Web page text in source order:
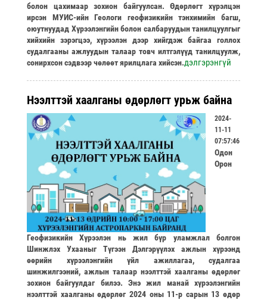
болон цахимаар зохион байгуулсан. Өдөрлөгт хүрэлцэн
ирсэн МУИС-ийн Геологи геофизикийн тэнхимийн багш,
оюутнуудад Хүрээлэнгийн болон салбаруудын танилцуулгыг
хийхийн зэрэгцээ, хүрээлэн дээр хийгдэж байгаа голлох
судалгааны ажлуудын талаар товч илтгэлүүд танилцуулж,
сонирхсон сэдвээр чөлөөт ярилцлага хийсэн.дэлгэрэнгүй
Нээлттэй хаалганы өдөрлөгт урьж байна
2024-
11-11
07:57:46
Одон
Орон
Геофизикийн Хүрээлэн нь жил бүр уламжлал болгон
Шинжлэх Ухааныг Түгээн Дэлгэрүүлэх ажлын хүрээнд
өөрийн хүрээлэнгийн үйл ажиллагаа, судалгаа
шинжилгээний, ажлын талаар нээлттэй хаалганы өдөрлөг
зохион байгуулдаг билээ. Энэ жил манай хүрээлэнгийн
нээлттэй хаалганы өдөрлөг 2024 оны 11-р сарын 13 өдөр